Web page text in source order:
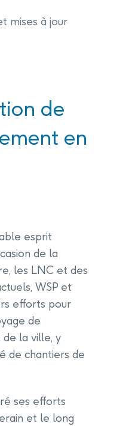
mises à jour
de
en
esprit
de la
les LNC et des
WSP et
efforts pour
de
la ville, y
de chantiers de
ses efforts
et le long